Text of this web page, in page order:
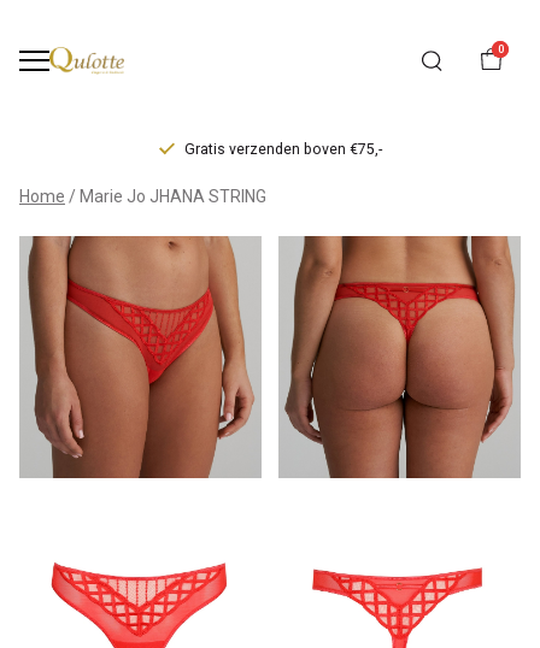
0
Gratis verzenden boven €75,-
Marie
Jo
JHANA
STRING
Qulotte
Home Marie Jo JHANA STRING